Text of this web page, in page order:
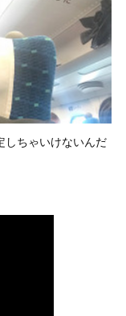
しちゃいけないんだ